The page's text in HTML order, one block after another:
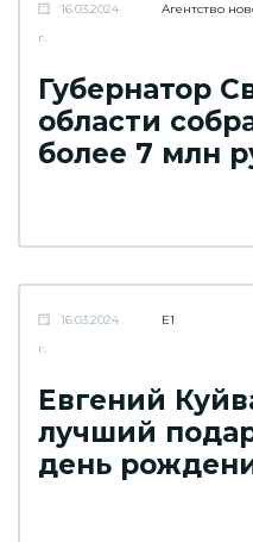
16.03.2024
г.
Агентство
Губернатор
области
более 7 млн
16.03.2024
г.
E1
Евгений
лучший
день